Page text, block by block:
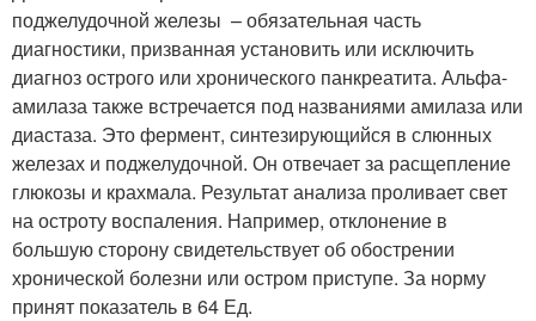
поджелудочной железы – обязательная часть
диагностики, призванная установить или исключить
диагноз острого или хронического панкреатита. Альфа-
амилаза также встречается под названиями амилаза или
диастаза. Это фермент, синтезирующийся в слюнных
железах и поджелудочной. Он отвечает за расщепление
глюкозы и крахмала. Результат анализа проливает свет
на остроту воспаления. Например, отклонение в
большую сторону свидетельствует об обострении
хронической болезни или остром приступе. За норму
принят показатель в 64 Ед.